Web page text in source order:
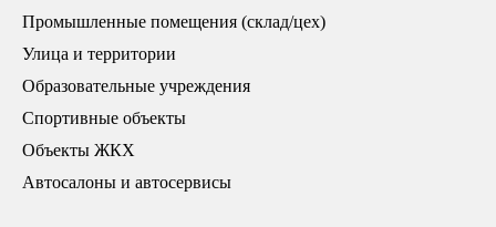
Промышленные помещения (склад/цех)
Улица и территории
Образовательные учреждения
Спортивные объекты
Объекты ЖКХ
Автосалоны и автосервисы